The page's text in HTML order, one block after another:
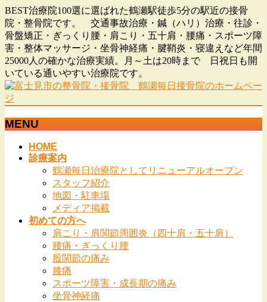
BEST治療院100選に選ばれた鶴瀬駅徒歩5分の駅近の接骨
院・整骨院です。 交通事故治療・鍼（ハリ）治療・往診・
骨盤矯正・ぎっくり腰・肩こり・五十肩・腰痛・スポーツ障
害・整体マッサージ・坐骨神経痛・腱鞘炎・寝違えなど年間
25000人の確かな治療実績。月～土は20時まで 日祝日も開
いている通いやすい治療院です。
MENU
HOME
診療案内
鶴瀬毎日治療院としてリニューアルオープン
スタッフ紹介
地図・駐車場
メディア掲載
初めての方へ
肩こり・肩関節周囲炎（四十肩・五十肩）
腰痛・ぎっくり腰
股関節の痛み
膝痛
スポーツ障害・成長期の痛み
坐骨神経痛